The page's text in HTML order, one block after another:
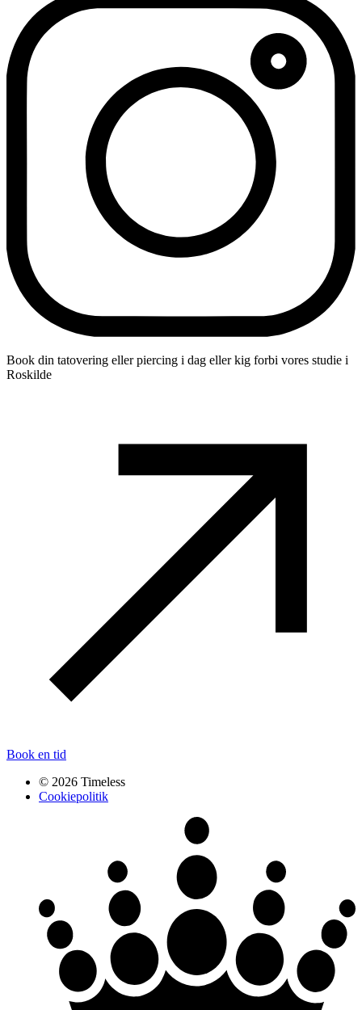
Book din tatovering eller piercing i dag eller kig forbi vores studie i
Roskilde
Book en tid
© 2026 Timeless
Cookiepolitik